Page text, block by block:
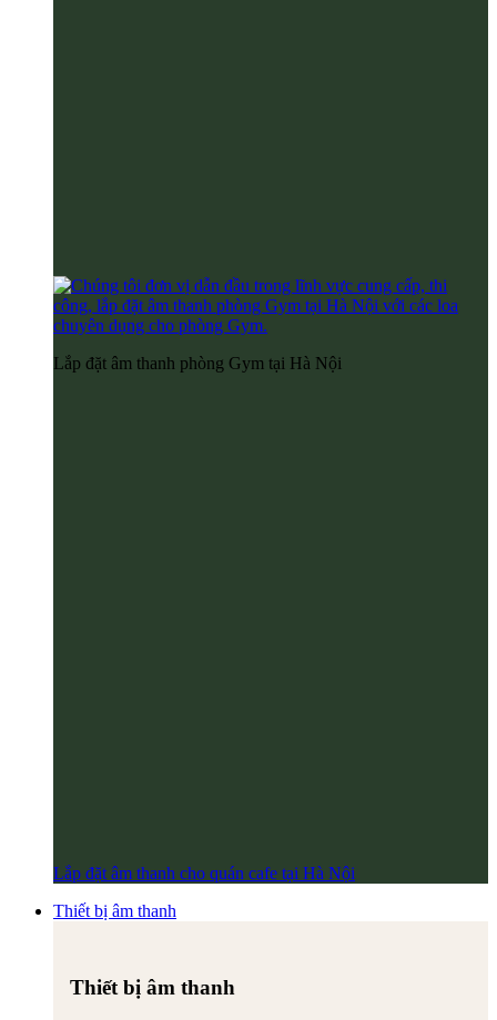
Lắp đặt âm thanh phòng Gym tại Hà Nội
Lắp đặt âm thanh cho quán cafe tại Hà Nội
Thiết bị âm thanh
Thiết bị âm thanh